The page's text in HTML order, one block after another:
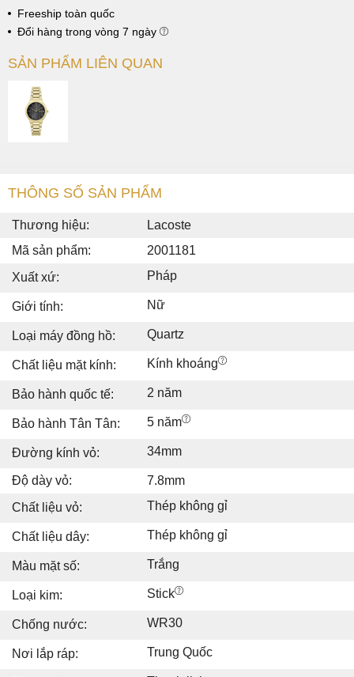
Freeship toàn quốc
Đổi hàng trong vòng 7 ngày
SẢN PHẨM LIÊN QUAN
THÔNG SỐ SẢN PHẨM
Thương hiệu:
Lacoste
Mã sản phẩm:
2001181
Xuất xứ:
Pháp
Giới tính: Nữ
Loại máy đồng hồ: Quartz
Chất liệu mặt kính: Kính khoáng
Bảo hành quốc tế: 2 năm
Bảo hành Tân Tân: 5 năm
Đường kính vỏ: 34mm
Độ dày vỏ:
7.8mm
Chất liệu vỏ:
Thép không gỉ
Chất liệu dây: Thép không gỉ
Màu mặt số: Trắng
Loại kim: Stick
Chống nước: WR30
Nơi lắp ráp: Trung Quốc